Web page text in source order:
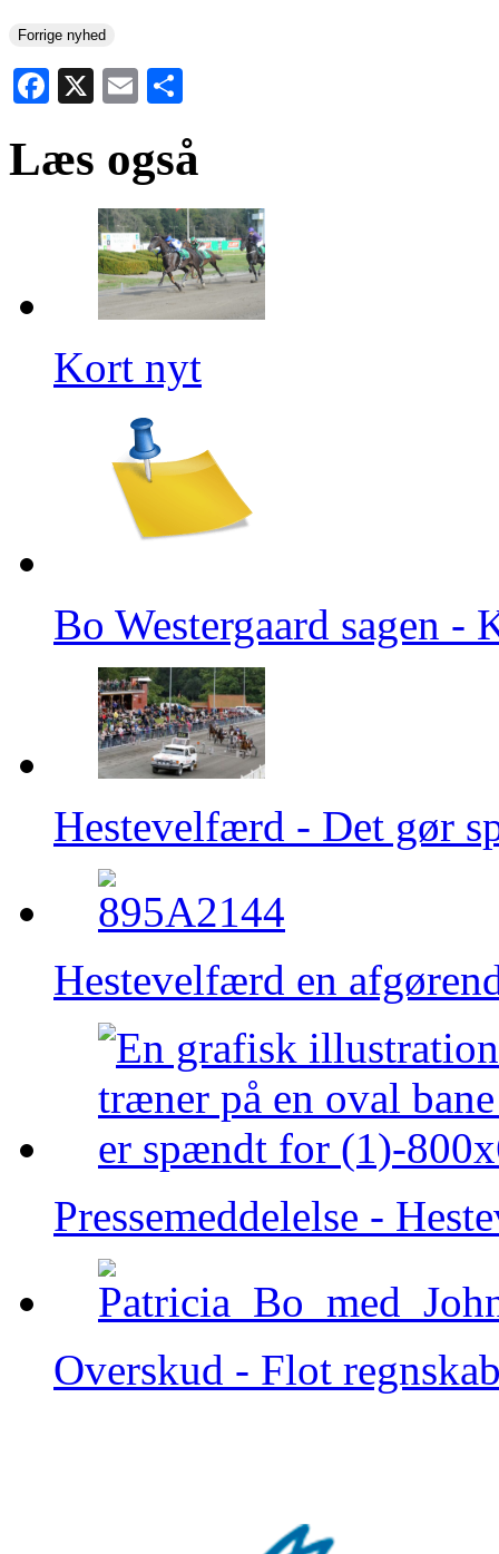
Forrige nyhed
Facebook
X Email
Læs også
Kort nyt
Bo Westergaard sagen
Hestevelfærd - Det gør
Hestevelfærd en
Pressemeddelelse -
Overskud - Flot